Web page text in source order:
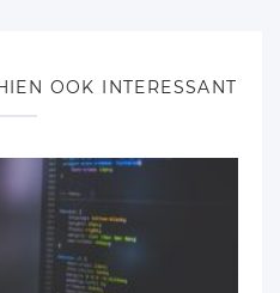
OOK INTERESSANT